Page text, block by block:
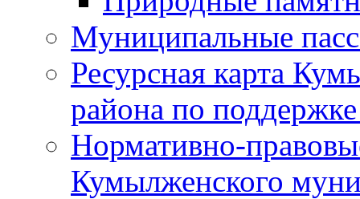
Муниципальные
Ресурсная карта
района по
Нормативно-
Кумылженского